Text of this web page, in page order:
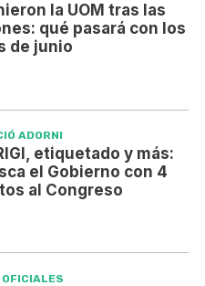
la UOM tras las
qué pasará con los
de junio
ADORNI
etiquetado y más:
el Gobierno con 4
al Congreso